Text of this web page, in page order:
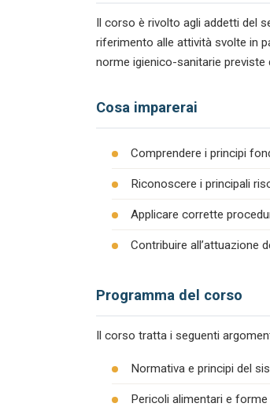
Il corso è rivolto agli addetti del
riferimento alle attività svolte in
norme igienico-sanitarie previste
Cosa imparerai
Comprendere i principi
Riconoscere i principali
Applicare corrette
Contribuire all’attuazione
Programma del corso
Il corso tratta i seguenti
Normativa e principi del
Pericoli alimentari e